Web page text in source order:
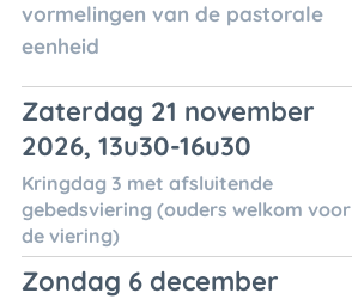
vormelingen van de pastorale
eenheid
Zaterdag 21 november
2026, 13u30-16u30
Kringdag 3 met afsluitende
gebedsviering (ouders welkom voor
de viering)
Zondag 6 december